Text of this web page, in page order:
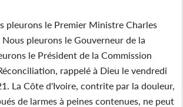
pleurons le Premier Ministre Charles
pleurons le Gouverneur de la
le Président de la Commission
rappelé à Dieu le vendredi
La Côte d'Ivoire, contrite par la douleur,
de larmes à peines contenues, ne peut